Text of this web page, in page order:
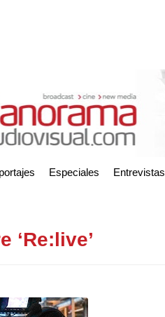
Especiales Entrevistas
‘Re:live’